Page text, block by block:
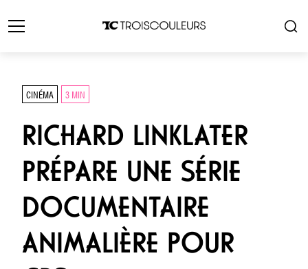
CINÉMA 3 MIN
RICHARD LINKLATER
PRÉPARE UNE SÉRIE
DOCUMENTAIRE
ANIMALIÈRE POUR